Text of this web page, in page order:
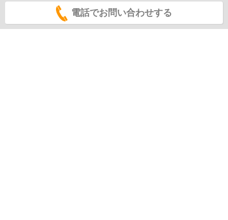
電話でお問い合わせする